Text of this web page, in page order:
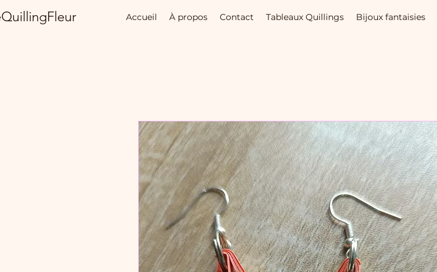
Accueil À propos Contact Tableaux Quillings Bijoux fantaisies